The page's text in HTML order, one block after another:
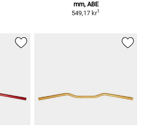
mm, ABE
549,17 kr1